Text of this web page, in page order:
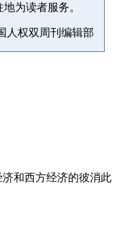
为读者服务。
人权双周刊编辑部
和西方经济的彼消此